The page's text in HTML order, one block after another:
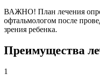
ВАЖНО! План лечения
офтальмологом после
зрения ребенка.
Преимущества
1